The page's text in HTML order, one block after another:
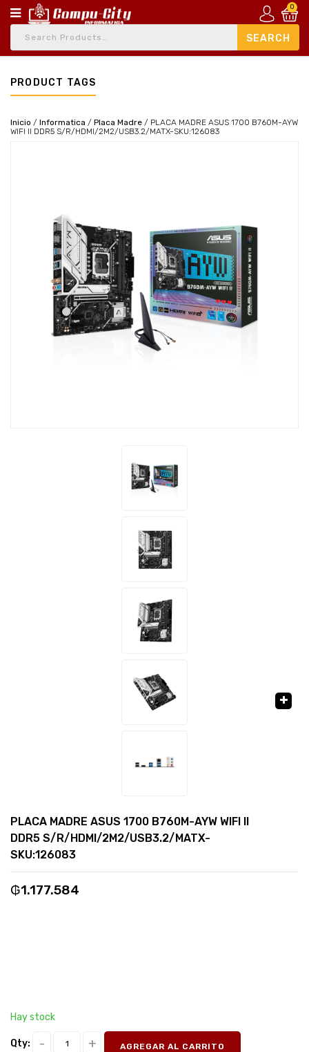
0
PRODUCT TAGS
Inicio / Informatica / Placa Madre / PLACA MADRE ASUS 1700 B760M-AYW
WIFI II DDR5 S/R/HDMI/2M2/USB3.2/MATX-SKU:126083
PLACA MADRE ASUS 1700 B760M-AYW WIFI II
DDR5 S/R/HDMI/2M2/USB3.2/MATX-
SKU:126083
₲1.177.584
Hay stock
Qty: AGREGAR AL CARRITO